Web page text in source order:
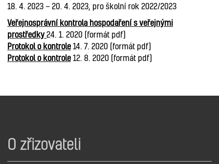
18. 4. 2023 − 20. 4. 2023, pro školní rok 2022/2023
Veřejnosprávní kontrola hospodaření s veřejnými
prostředky24. 1. 2020 (formát pdf)
Protokol o kontrole14. 7. 2020 (formát pdf)
Protokol o kontrole12. 8. 2020 (formát pdf)
O zřizovateli